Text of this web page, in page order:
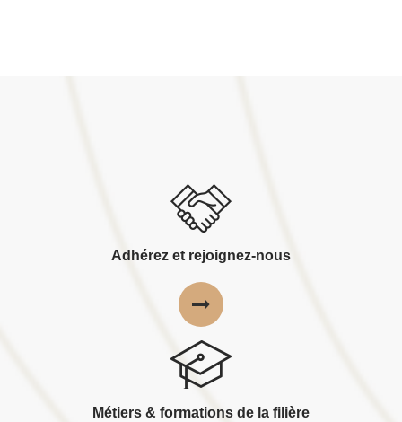
Adhérez et rejoignez-nous
Métiers & formations de la filière